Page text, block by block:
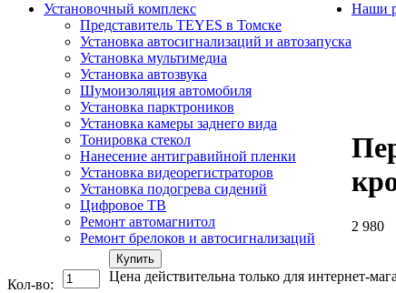
Установочный комплекс
Представитель TEYES в Томске
Установка автосигнализаций и автозапуска
Установка мультимедиа
Установка автозвука
Шумоизоляция автомобиля
Установка парктроников
Установка камеры заднего вида
Тонировка стекол
Нанесение антигравийной пленки
Установка видеорегистраторов
Установка подогрева сидений
Цифровое ТВ
Ремонт автомагнитол
Ремонт брелоков и автосигнализаций
Наши
2 980
Кол-во:
Купить
Цена действительна только для интернет-